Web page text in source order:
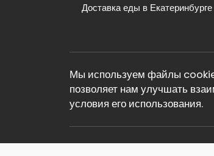
Доставка еды в Екатеринбурге
Мы используем файлы
позволяет нам улучшать
условия его использования.